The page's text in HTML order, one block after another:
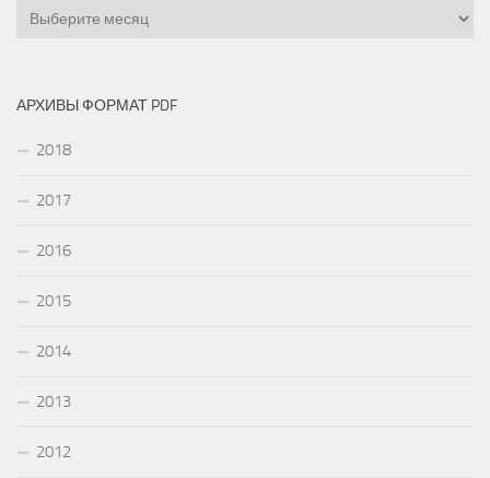
Архивы
АРХИВЫ ФОРМАТ PDF
2018
2017
2016
2015
2014
2013
2012